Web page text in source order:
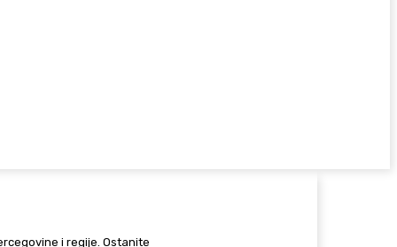
i regije. Ostanite